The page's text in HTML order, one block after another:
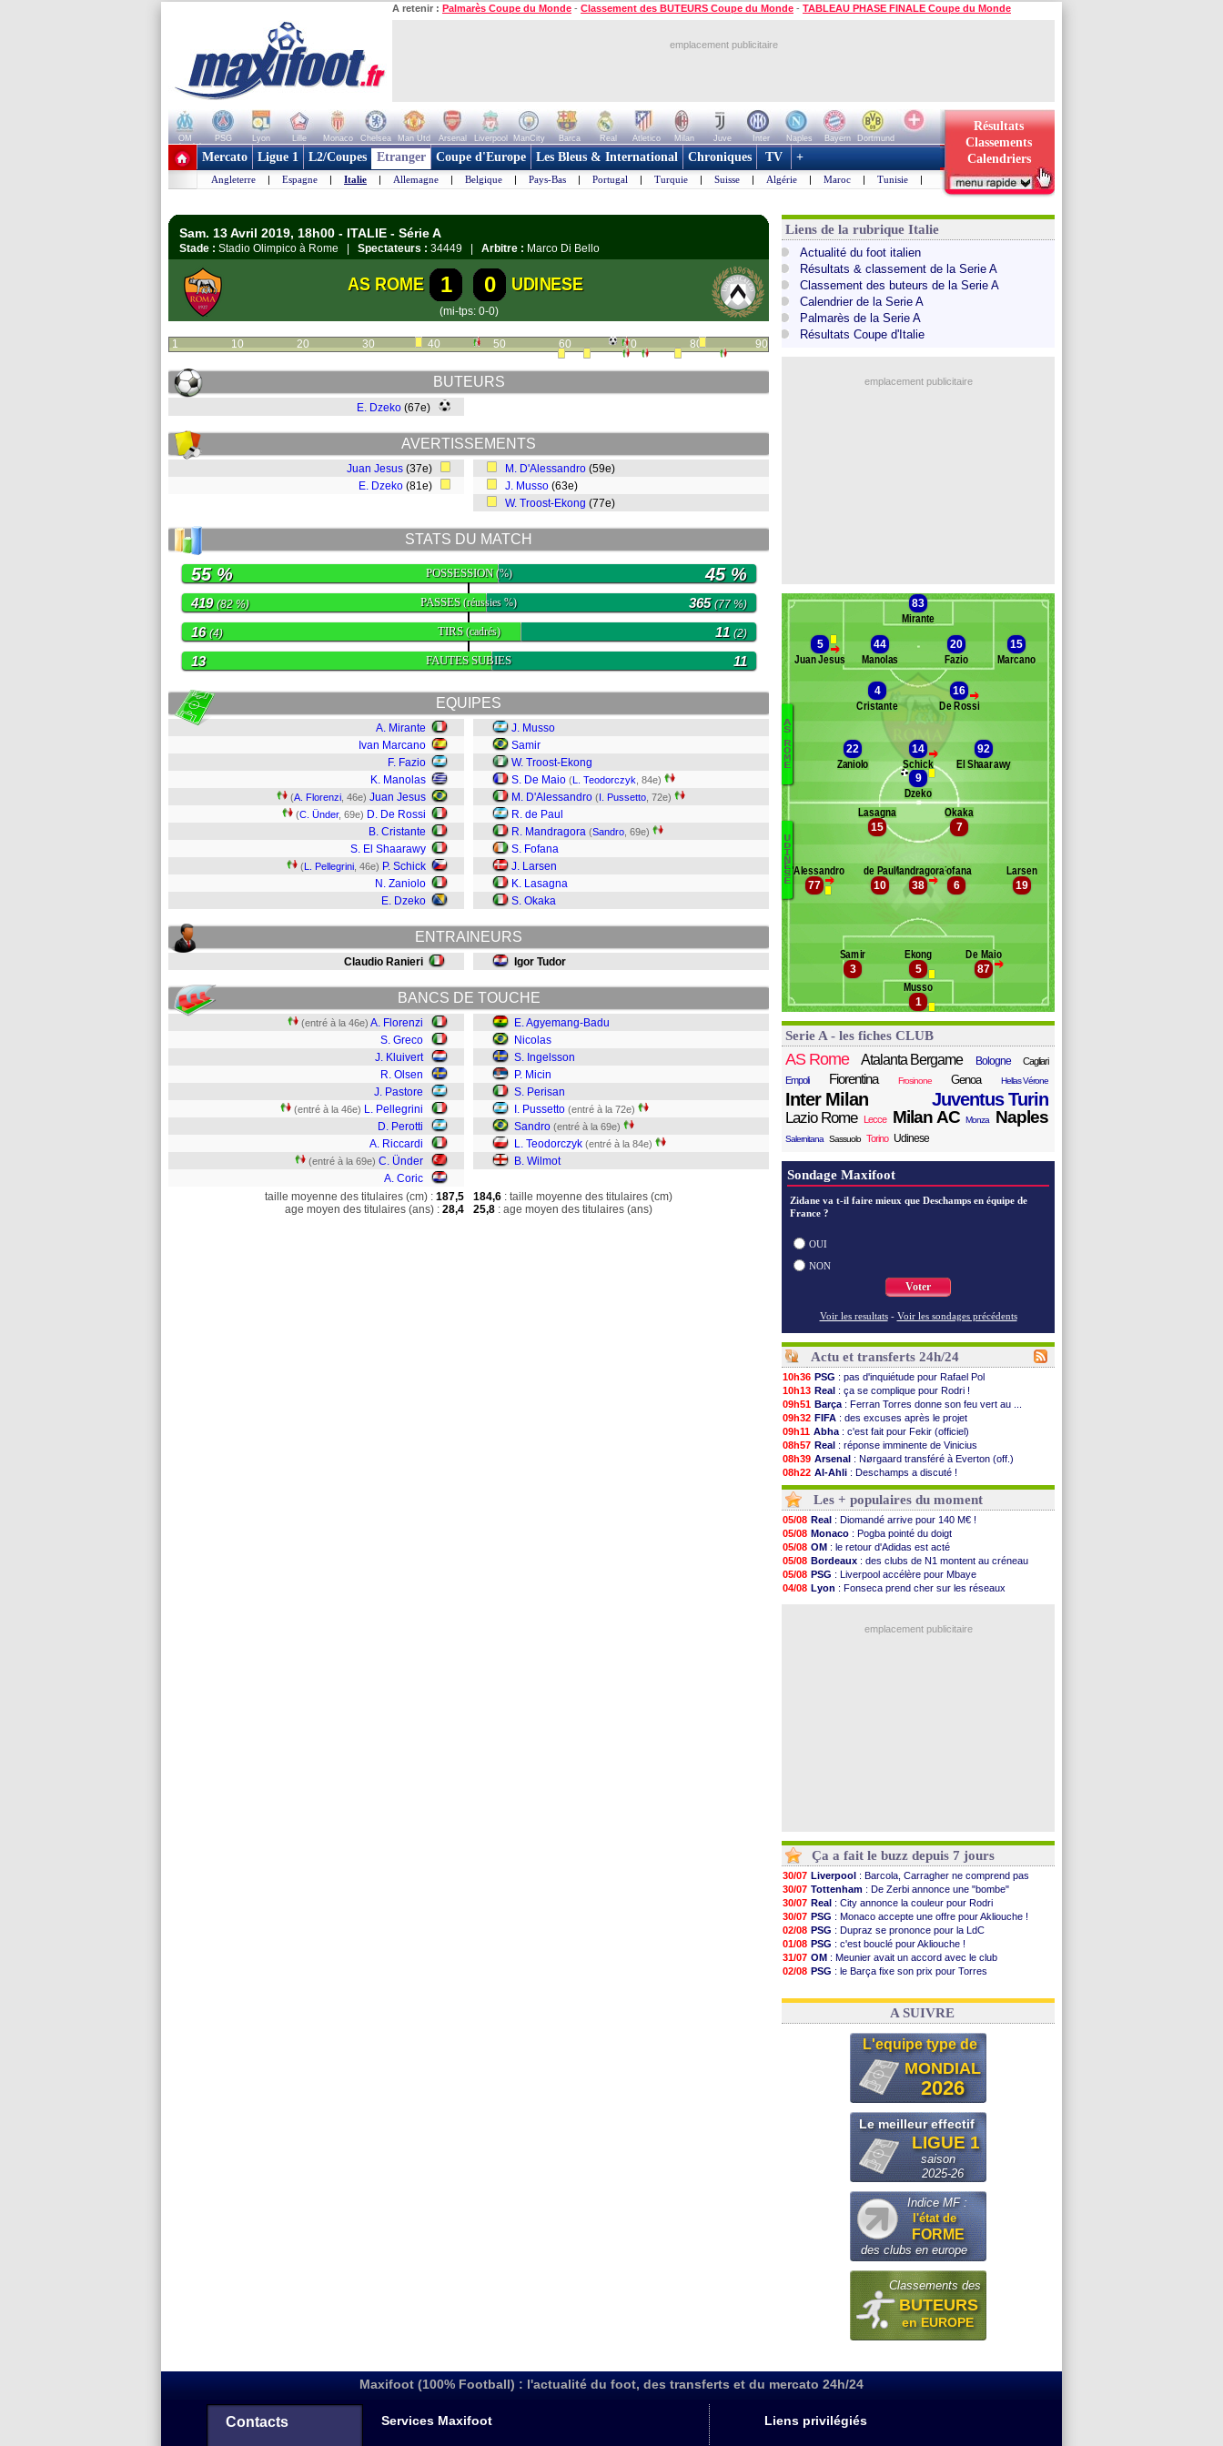
A retenir : Palmarès Coupe du Monde - Classement des BUTEURS Coupe du Monde - TABLEAU PHASE FINALE Coupe du Monde
emplacement publicitaire
OM PSG Lyon Lille Monaco Chelsea Man Utd Arsenal Liverpool ManCity Barca Real Atletico Milan Juve Inter Naples Bayern
Dortmund
+ de clubs
Résultats
Classements
Calendriers
Mercato Ligue 1 L2/Coupes Etranger Coupe d'Europe Les Bleus & International Chroniques TV +
Angleterre | Espagne | Italie | Allemagne | Belgique | Pays-Bas | Portugal | Turquie | Suisse | Algérie | Maroc | Tunisie |
Sam. 13 Avril 2019, 18h00 - ITALIE - Série A
Stade : Stadio Olimpico à Rome | Spectateurs : 34449 | Arbitre : Marco Di Bello
AS ROME 1 0 UDINESE
(mi-tps: 0-0)
1 10 20 30 40 50 60 70 80 90
BUTEURS
E. Dzeko (67e)
AVERTISSEMENTS
Juan Jesus (37e)
E. Dzeko (81e)
M. D'Alessandro (59e)
J. Musso (63e)
W. Troost-Ekong (77e)
STATS DU MATCH
POSSESSION(%)
55 % 45 %
PASSES(réussies %)
419(82 %) 365(77 %)
TIRS(cadrés)
16(4) 11 (2)
FAUTES SUBIES
13 11
EQUIPES
A. Mirante
Ivan Marcano
F. Fazio
K. Manolas
(A. Florenzi , 46e) Juan Jesus
(C. Ünder, 69e) D. De Rossi
B. Cristante
S. El Shaarawy
(L. Pellegrini , 46e) P. Schick
N. Zaniolo
E. Dzeko
J. Musso
Samir
W. Troost-Ekong
S. De Maio (L. Teodorczyk , 84e)
M. D'Alessandro (I. Pussetto , 72e)
R. de Paul
R. Mandragora (Sandro , 69e)
S. Fofana
J. Larsen
K. Lasagna
S. Okaka
ENTRAINEURS
Claudio Ranieri Igor Tudor
BANCS DE TOUCHE
(entré à la 46e) A. Florenzi
S. Greco
J. Kluivert
R. Olsen
J. Pastore
(entré à la 46e) L. Pellegrini
D. Perotti
A. Riccardi
(entré à la 69e) C. Ünder
A. Coric
E. Agyemang-Badu
Nicolas
S. Ingelsson
P. Micin
S. Perisan
I. Pussetto (entré à la 72e)
Sandro (entré à la 69e)
L. Teodorczyk (entré à la 84e)
B. Wilmot
taille moyenne des titulaires (cm) : 187,5
age moyen des titulaires (ans) : 28,4
184,6 : taille moyenne des titulaires (cm)
25,8 : age moyen des titulaires (ans)
Liens de la rubrique Italie
Actualité du foot italien
Résultats & classement de la Serie A
Classement des buteurs de la Serie A
Calendrier de la Serie A
Palmarès de la Serie A
Résultats Coupe d'Italie
emplacement publicitaire
Banc des remplaçants
Florenzi
Greco
Pastore
Pellegrini
Ünder
Coric
A
S
R
O
M
E
Banc des remplaçants Udinese
Nicolas
Ingelsson
Perisan
Pussetto
Sandro
Teodorczyk
U
D
I
N
E
S
E
83
Mirante
>
5
Juan Jesus
44
Manolas
20
Fazio
15
Marcano
4
Cristante
>
16
De Rossi
22
Zaniolo
>
14
Schick
92
El Shaarawy
9
Dzeko
1
Musso
>
87
De Maio
5
Ekong
3
Samir
19
Larsen
6
Fofana
>
38
Mandragora
10
de Paul
>
77
D'Alessandro
7
Okaka
15
Lasagna
Serie A - les fiches CLUB
AS Rome Atalanta Bergame Bologne
Cagliari
Empoli
Fiorentina Frosinone Genoa Hellas Vérone
Inter Milan Juventus Turin
Lazio Rome Lecce Milan AC Monza Naples
Salernitana Sassuolo Torino Udinese
Sondage Maxifoot
Zidane va t-il faire mieux que Deschamps en équipe de
France ?
OUI
NON
Voter
Voir les resultats - Voir les sondages précédents
Actu et transferts 24h/24
10h36 PSG : pas d'inquiétude pour Rafael Pol
10h13 Real : ça se complique pour Rodri !
09h51 Barça : Ferran Torres donne son feu vert au ...
09h32 FIFA : des excuses après le projet
09h11 Abha : c'est fait pour Fekir (officiel)
08h57 Real : réponse imminente de Vinicius
08h39 Arsenal : Nørgaard transféré à Everton (off.)
08h22 Al-Ahli : Deschamps a discuté !
00h06 PSG: Luis Enrique satisfait malgré tout
05/08
Monaco: Pogba pointé du doigt
05/08 Rennes: Zabiri n'est pas fan de la L1
05/08 Rennes: une offre de Fulham pour Aït Boudlal
05/08 VIDEO: Thomasson et Cresswell réconciliés
05/08 Dunkerque: Nzonzi avait des pistes en L1
05/08 Lyon: Mangala sur le départ
05/08 Amical: Arsenal s'incline face au Real Betis
05/08 Amical : lourde défaite pour le PSG
: Mbemba arrive libre (officiel)
Les + populaires du moment
05/08 Real : Diomandé arrive pour 140 M€ !
05/08 Monaco : Pogba pointé du doigt
05/08 OM : le retour d'Adidas est acté
05/08 Bordeaux : des clubs de N1 montent au créneau
05/08 PSG : Liverpool accélère pour Mbaye
04/08 Lyon : Fonseca prend cher sur les réseaux
emplacement publicitaire
Ça a fait le buzz depuis 7 jours
30/07 Liverpool : Barcola, Carragher ne comprend pas
30/07 Tottenham : De Zerbi annonce une "bombe"
30/07 Real : City annonce la couleur pour Rodri
30/07 PSG : Monaco accepte une offre pour Akliouche !
02/08 PSG : Dupraz se prononce pour la LdC
01/08 PSG : c'est bouclé pour Akliouche !
31/07 OM : Meunier avait un accord avec le club
02/08 PSG : le Barça fixe son prix pour Torres
03/08 FIFA: Infantino sollicite Trump
A SUIVRE
L'equipe type de
MONDIAL
2026
Le meilleur effectif
LIGUE 1
saison
2025-26
Indice MF :
l'état de
FORME
des clubs en europe
Classements des
BUTEURS
en EUROPE
Maxifoot (100% Football) : l'actualité du foot, des transferts et du mercato 24h/24
Contacts Services Maxifoot Liens privilégiés